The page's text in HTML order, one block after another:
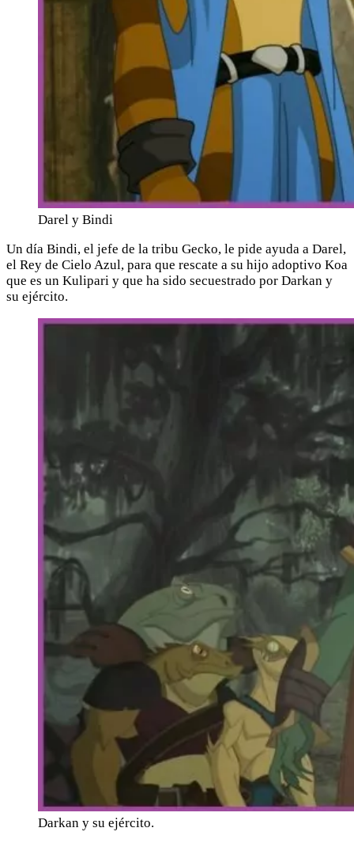
Darel y Bindi
Un día Bindi, el jefe de la tribu Gecko, le pide ayuda a Darel,
el Rey de Cielo Azul, para que rescate a su hijo adoptivo Koa
que es un Kulipari y que ha sido secuestrado por Darkan y
su ejército.
Darkan y su ejército.